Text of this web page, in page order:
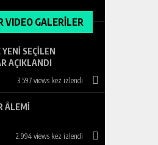
VIDEO GALERİLER
YENİ SEÇİLEN
AÇIKLANDI
3.597 views kez izlendi
ÂLEMİ
2.994 views kez izlendi